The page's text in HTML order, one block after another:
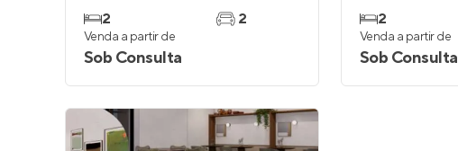
2
2
Venda a partir de
Sob Consulta
2
Venda a partir de
Sob Consulta